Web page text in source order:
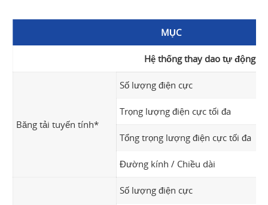
MỤC
Hệ thống thay dao tự động
Băng tải tuyến tính*
Số lượng điện cực
Trọng lượng điện cực tối đa
Tổng trọng lượng điện cực tối đa
Đường kính / Chiều dài
Số lượng điện cực